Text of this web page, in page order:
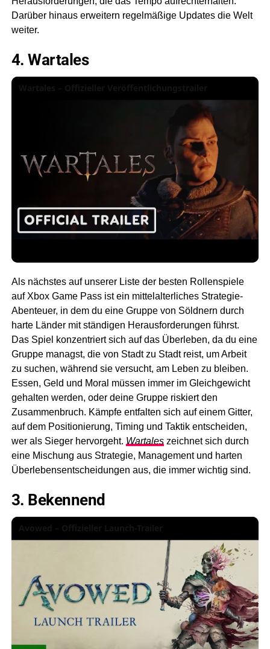
Darüber hinaus erweitern regelmäßige Updates die Welt
weiter.
4. Wartales
Als nächstes auf unserer Liste der besten Rollenspiele
auf Xbox Game Pass ist ein mittelalterliches Strategie-
Abenteuer, in dem du eine Gruppe von Söldnern durch
harte Länder mit ständigen Herausforderungen führst.
Das Spiel konzentriert sich auf das Überleben, da du eine
Gruppe managst, die von Stadt zu Stadt reist, um Arbeit
zu suchen, während sie versucht, am Leben zu bleiben.
Essen, Geld und Moral müssen immer im Gleichgewicht
gehalten werden, oder deine Gruppe riskiert den
Zusammenbruch. Kämpfe entfalten sich auf einem Gitter,
auf dem Positionierung, Timing und Taktik entscheiden,
wer als Sieger hervorgeht. Wartaleszeichnet sich durch
eine Mischung aus Strategie, Management und harten
Überlebensentscheidungen aus, die immer wichtig sind.
3. Bekennend